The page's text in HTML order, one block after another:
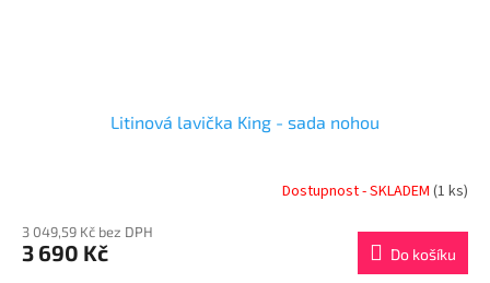
Litinová lavička King - sada nohou
Dostupnost - SKLADEM (1 ks)
3 049,59 Kč bez DPH
3 690 Kč Do košíku